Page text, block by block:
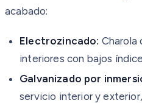
acabado:
Electrozincado: Charola
interiores con bajos
Galvanizado por
servicio interior y